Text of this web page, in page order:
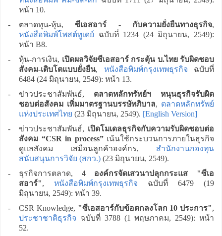
หน้า 10.
-
ตลาดทุน-หุ้น,ซีเอสอาร์ - กับความยั่งยืนทางธุรกิจ,
หนังสือพิมพ์โพสต์ทูเดย์ ฉบับที่ 1234 (24 มิถุนายน, 2549):
หน้า B8.
-
หุ้น-การเงิน, เปิดผลวิจัยซีเอสอาร์ กระตุ้น บ.ไทย รับผิดชอบ
สังคม-เติบโตแบบยั่งยืน, หนังสือพิมพ์กรุงเทพธุรกิจ ฉบับที่
6484 (24 มิถุนายน, 2549): หน้า 13.
-
ข่าวประชาสัมพันธ์, ตลาดหลักทรัพย์ฯ หนุนธุรกิจรับผิด
ชอบต่อสังคม เพิ่มมาตรฐานบรรษัทภิบาล, ตลาดหลักทรัพย์
แห่งประเทศไทย (23 มิถุนายน, 2549). [English Version]
-
ข่าวประชาสัมพันธ์, เปิดโมเดลธุรกิจกับความรับผิดชอบต่อ
สังคม “CSR in process”เน้นใช้กระบวนการภายในธุรกิจ
ดูแลสังคม เสมือนลูกค้าองค์กร, สำนักงานกองทุน
สนับสนุนการวิจัย (สกว.) (23 มิถุนายน, 2549).
-
ธุรกิจการตลาด, 4 องค์กรจัดเสวนาปลุกกระแส "ซีเอ
สอาร์", หนังสือพิมพ์กรุงเทพธุรกิจ ฉบับที่ 6479 (19
มิถุนายน, 2549): หน้า 39.
-
CSR Knowledge, "ซีเอสอาร์กับข้อตกลงโลก 10 ประการ",
ประชาชาติธุรกิจ ฉบับที่ 3788 (1 พฤษภาคม, 2549): หน้า
52.